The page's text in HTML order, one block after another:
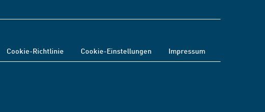
Cookie-Richtlinie Cookie-Einstellungen Impressum